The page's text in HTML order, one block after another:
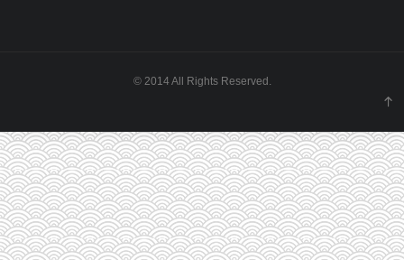
© 2014 All Rights Reserved.